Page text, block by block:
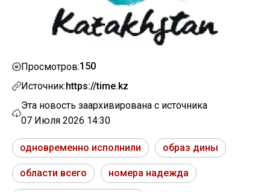
Просмотров:150
Источник:https://time.kz
Эта новость заархивирована с источника
07 Июля 2026 14:30
одновременно исполнили образ дины
области всего номера надежда